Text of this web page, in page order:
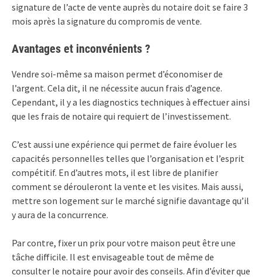
signature de l’acte de vente auprès du notaire doit se faire 3
mois après la signature du compromis de vente.
Avantages et inconvénients ?
Vendre soi-même sa maison permet d’économiser de
l’argent. Cela dit, il ne nécessite aucun frais d’agence.
Cependant, il y a les diagnostics techniques à effectuer ainsi
que les frais de notaire qui requiert de l’investissement.
C’est aussi une expérience qui permet de faire évoluer les
capacités personnelles telles que l’organisation et l’esprit
compétitif. En d’autres mots, il est libre de planifier
comment se dérouleront la vente et les visites. Mais aussi,
mettre son logement sur le marché signifie davantage qu’il
y aura de la concurrence.
Par contre, fixer un prix pour votre maison peut être une
tâche difficile. Il est envisageable tout de même de
consulter le notaire pour avoir des conseils. Afin d’éviter que